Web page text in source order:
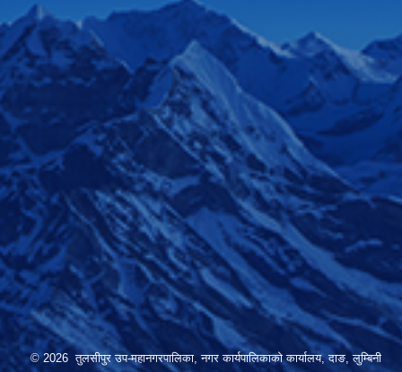
© 2026 तुलसीपुर उप-महानगरपालिका, नगर कार्यपालिकाको कार्यालय, दाङ, लुम्बिनी